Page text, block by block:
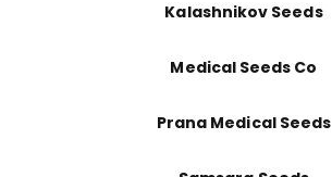
Kalashnikov Seeds
Medical Seeds Co
Prana Medical Seeds